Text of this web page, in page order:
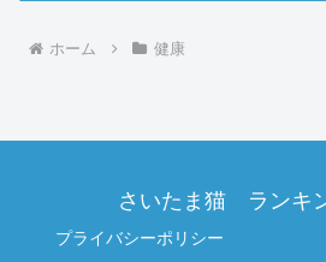
ホーム 健康
さいたま猫 ランキ
プライバシーポリシー